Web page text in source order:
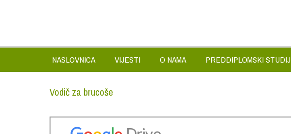
NASLOVNICA VIJESTI O NAMA PREDDIPLOMSKI STUDIJ
Vodič za brucoše